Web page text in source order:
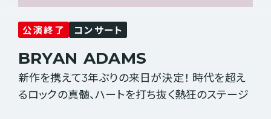
公演終了 コンサート
BRYAN ADAMS
新作を携えて3年ぶりの来日が決定！ 時代を超え
るロックの真髄、ハートを打ち抜く熱狂のステージ